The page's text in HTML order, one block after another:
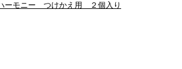
ーモニー つけかえ用 ２個入り